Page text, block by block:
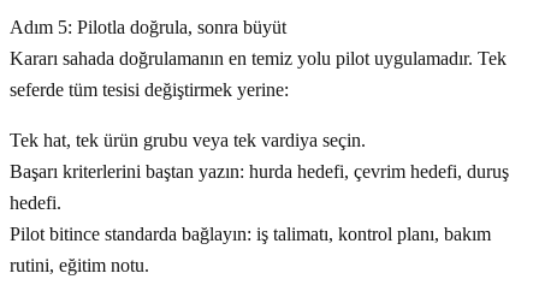
Adım 5: Pilotla doğrula, sonra büyüt
Kararı sahada doğrulamanın en temiz yolu pilot uygulamadır. Tek
seferde tüm tesisi değiştirmek yerine:
Tek hat, tek ürün grubu veya tek vardiya seçin.
Başarı kriterlerini baştan yazın: hurda hedefi, çevrim hedefi, duruş
hedefi.
Pilot bitince standarda bağlayın: iş talimatı, kontrol planı, bakım
rutini, eğitim notu.